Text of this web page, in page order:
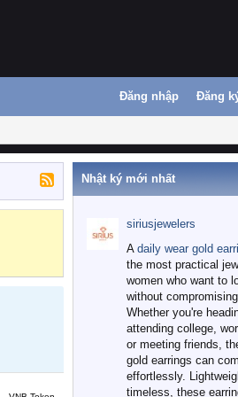
Đăng nhập Đăng
Nhật ký mới nhất
siriusjewelers
A daily wear gold
the most practical
women who want to
without
Whether you're
attending college,
or meeting friends,
gold earrings can
effortlessly.
timeless, these